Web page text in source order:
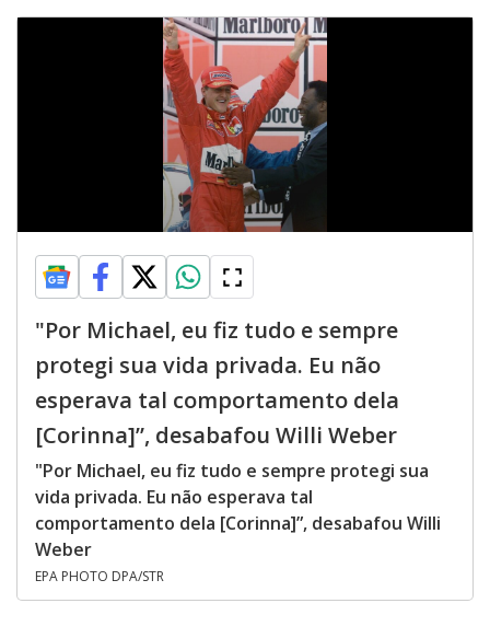
"Por Michael, eu fiz tudo e sempre
protegi sua vida privada. Eu não
esperava tal comportamento dela
[Corinna]”, desabafou Willi Weber
"Por Michael, eu fiz tudo e sempre protegi sua
vida privada. Eu não esperava tal
comportamento dela [Corinna]”, desabafou Willi
Weber
EPA PHOTO DPA/STR